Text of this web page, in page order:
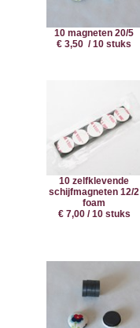
10 magneten 20/5
€ 3,50 / 10 stuks
10 zelfklevende
schijfmagneten 12/2
foam
€ 7,00 / 10 stuks